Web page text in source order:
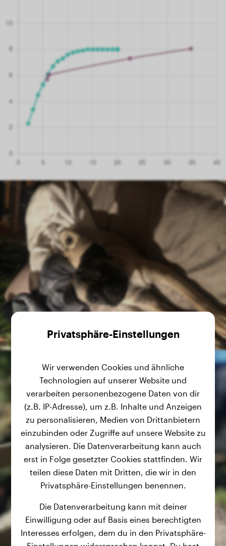
Privatsphäre-Einstellungen
Wir verwenden Cookies und ähnliche
Technologien auf unserer Website und
verarbeiten personenbezogene Daten von dir
(z.B. IP-Adresse), um z.B. Inhalte und Anzeigen
zu personalisieren, Medien von Drittanbietern
einzubinden oder Zugriffe auf unsere Website zu
analysieren. Die Datenverarbeitung kann auch
erst in Folge gesetzter Cookies stattfinden. Wir
teilen diese Daten mit Dritten, die wir in den
Privatsphäre-Einstellungen benennen.
Die Datenverarbeitung kann mit deiner
Einwilligung oder auf Basis eines berechtigten
Interesses erfolgen, dem du in den Privatsphäre-